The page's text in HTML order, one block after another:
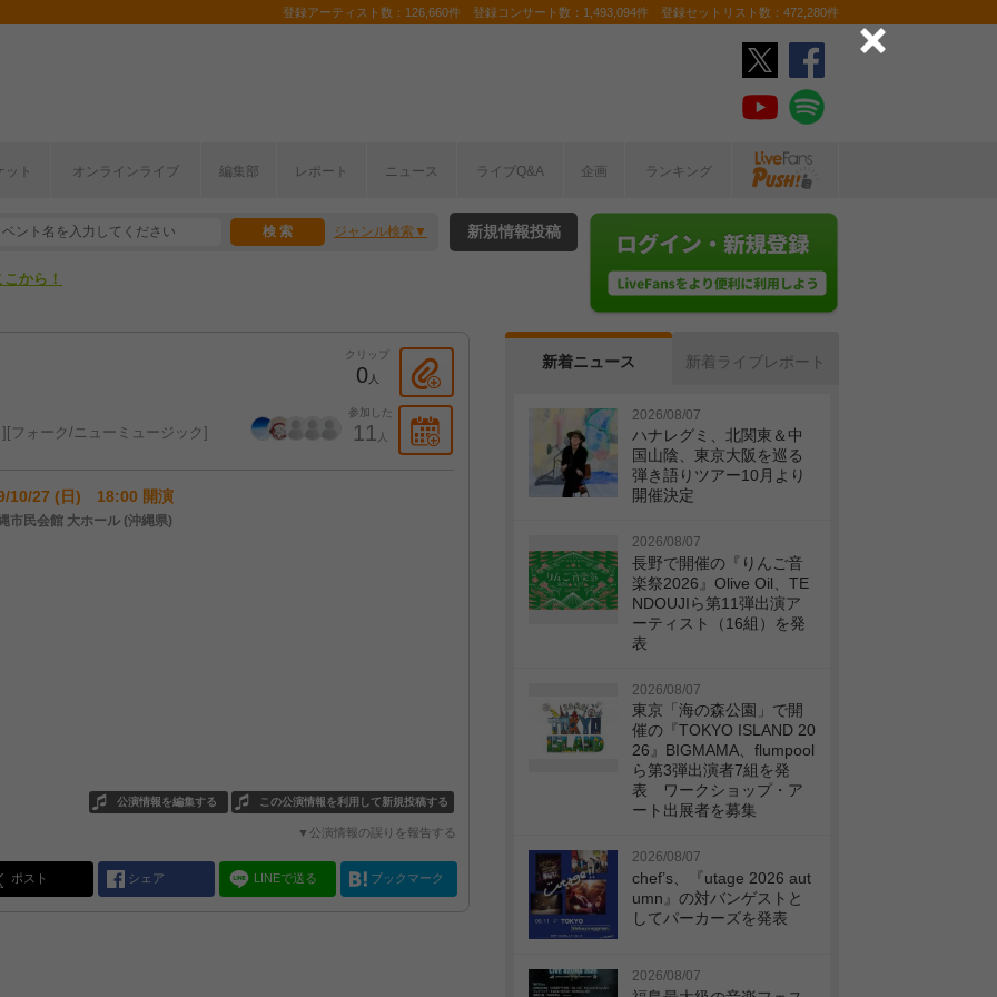
登録アーティスト数：126,660件 登録コンサート数：1,493,094件 登録セットリスト数：472,280件
ット オンラインライブ 編集部 レポート ニュース ライブQ&A 企画 ランキング
ジャンル検索
半期編発表！
から！
新規情報投稿
クリップ
0人
参加した
11 人
フォーク/ニューミュージック
10/27 (日) 18:00 開演
市民会館 大ホール (沖縄県)
この公演情報を利用して新規投稿する
公演情報を編集する
▼公演情報の誤りを報告する
ポスト シェア LINEで送る ブックマーク
新着ニュース 新着ライブレポート
2026/08/07
ハナレグミ、北関東＆中
国山陰、東京大阪を巡る
弾き語りツアー10月より
開催決定
2026/08/07
長野で開催の『りんご音
楽祭2026』Olive Oil、TE
NDOUJIら第11弾出演ア
ーティスト（16組）を発
表
2026/08/07
東京「海の森公園」で開
催の『TOKYO ISLAND 20
26』BIGMAMA、flumpool
ら第3弾出演者7組を発
表 ワークショップ・ア
ート出展者を募集
2026/08/07
chef’s、『utage 2026 aut
umn』の対バンゲストと
してパーカーズを発表
2026/08/07